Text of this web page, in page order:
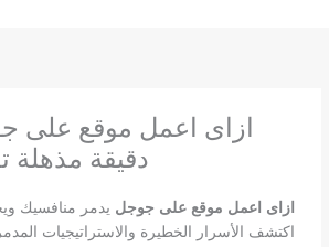
دقيقة مذهلة
ازاى اعمل موقع على جوجل يدمر منافسيك
اكتشف الأسرار الخطيرة والاستراتيجيات